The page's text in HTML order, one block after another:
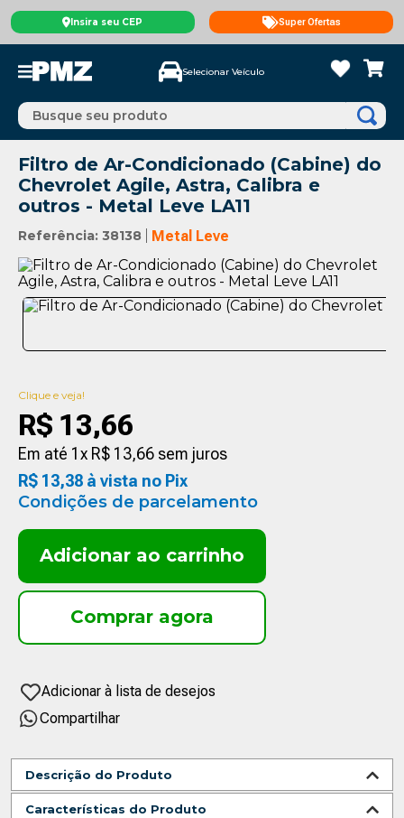
Insira seu CEP Super Ofertas
Selecionar Veículo
Busque seu produto
Filtro de Ar-Condicionado (Cabine) do
Chevrolet Agile, Astra, Calibra e
outros - Metal Leve LA11
Referência: 38138 Metal Leve
Clique e veja!
R$ 13,66
Em até 1 x R$ 13,66 sem juros
R$ 13,38 à vista no Pix
Condições de parcelamento
Adicionar ao carrinho
Compartilhar
Descrição do Produto
Características do Produto